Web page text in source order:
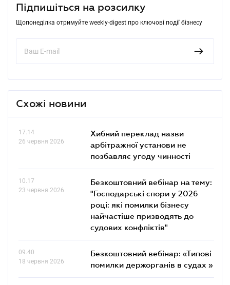
Підпишіться на розсилку
Щопонеділка отримуйте weekly-digest про ключові події бізнесу
Схожі новини
17.14
26 червня 2026
Хибний переклад назви
арбітражної установи не
позбавляє угоду чинності
10.17
23 червня 2026
Безкоштовний вебінар на тему:
"Господарські спори у 2026
році: які помилки бізнесу
найчастіше призводять до
судових конфліктів"
09.40
18 червня 2026
Безкоштовний вебінар: «Типові
помилки держорганів в судах »